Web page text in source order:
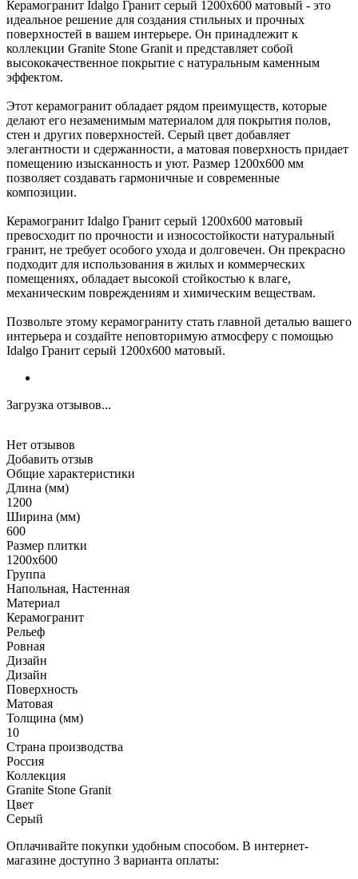
Керамогранит Idalgo Гранит серый 1200х600 матовый - это
идеальное решение для создания стильных и прочных
поверхностей в вашем интерьере. Он принадлежит к
коллекции Granite Stone Granit и представляет собой
высококачественное покрытие с натуральным каменным
эффектом.
Этот керамогранит обладает рядом преимуществ, которые
делают его незаменимым материалом для покрытия полов,
стен и других поверхностей. Серый цвет добавляет
элегантности и сдержанности, а матовая поверхность придает
помещению изысканность и уют. Размер 1200х600 мм
позволяет создавать гармоничные и современные
композиции.
Керамогранит Idalgo Гранит серый 1200х600 матовый
превосходит по прочности и износостойкости натуральный
гранит, не требует особого ухода и долговечен. Он прекрасно
подходит для использования в жилых и коммерческих
помещениях, обладает высокой стойкостью к влаге,
механическим повреждениям и химическим веществам.
Позвольте этому керамограниту стать главной деталью вашего
интерьера и создайте неповторимую атмосферу с помощью
Idalgo Гранит серый 1200х600 матовый.
Загрузка отзывов...
Нет отзывов
Добавить отзыв
Общие характеристики
Длина (мм)
1200
Ширина (мм)
600
Размер плитки
1200x600
Группа
Напольная, Настенная
Материал
Керамогранит
Рельеф
Ровная
Дизайн
Дизайн
Поверхность
Матовая
Толщина (мм)
10
Страна производства
Россия
Коллекция
Granite Stone Granit
Цвет
Серый
Оплачивайте покупки удобным способом. В интернет-
магазине доступно 3 варианта оплаты: